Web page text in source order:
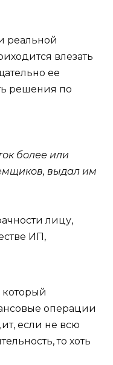
реальной
влезать
ее
решения по
более или
выдал им
лицу,
ИП,
который
операции
если не всю
то хоть